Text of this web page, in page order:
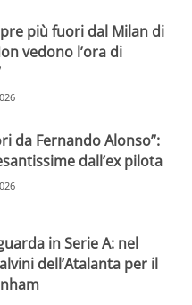
più fuori dal Milan di
vedono l’ora di
da Fernando Alonso”:
dall’ex pilota
in Serie A: nel
dell’Atalanta per il